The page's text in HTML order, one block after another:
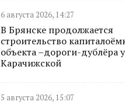
6 августа 2026, 14:27
В Брянске продолжается
строительство
объекта –дороги-дублёра
Карачижской
5 августа 2026, 15:07